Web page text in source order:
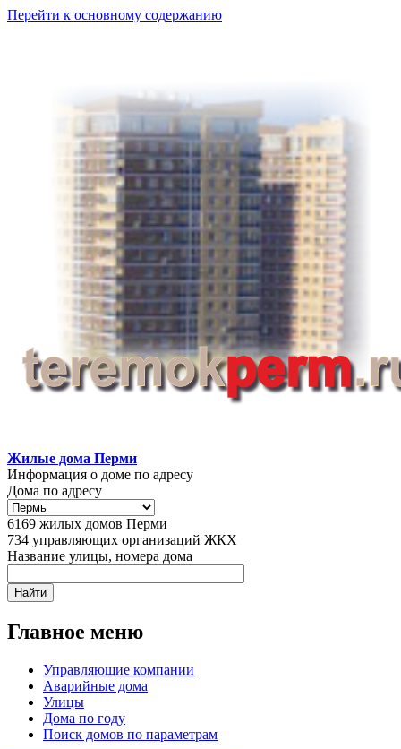
Перейти к основному содержанию
Жилые дома Перми
Информация о доме по адресу
Дома по адресу
6169 жилых домов Перми
734 управляющих организаций ЖКХ
Название улицы, номера дома
Главное меню
Управляющие компании
Аварийные дома
Улицы
Дома по году
Поиск домов по параметрам